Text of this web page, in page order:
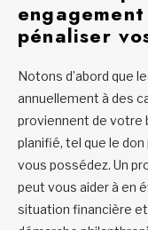
pénaliser
Notons d’abord que
annuellement à des
proviennent de votre
planifié, tel que le
vous possédez. Un
peut vous aider à en
situation financière et